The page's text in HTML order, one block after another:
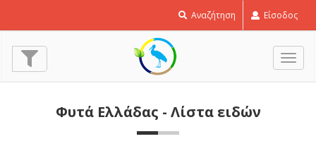
Αναζήτηση Είσοδος
Φυτά Ελλάδας - Λίστα ειδών